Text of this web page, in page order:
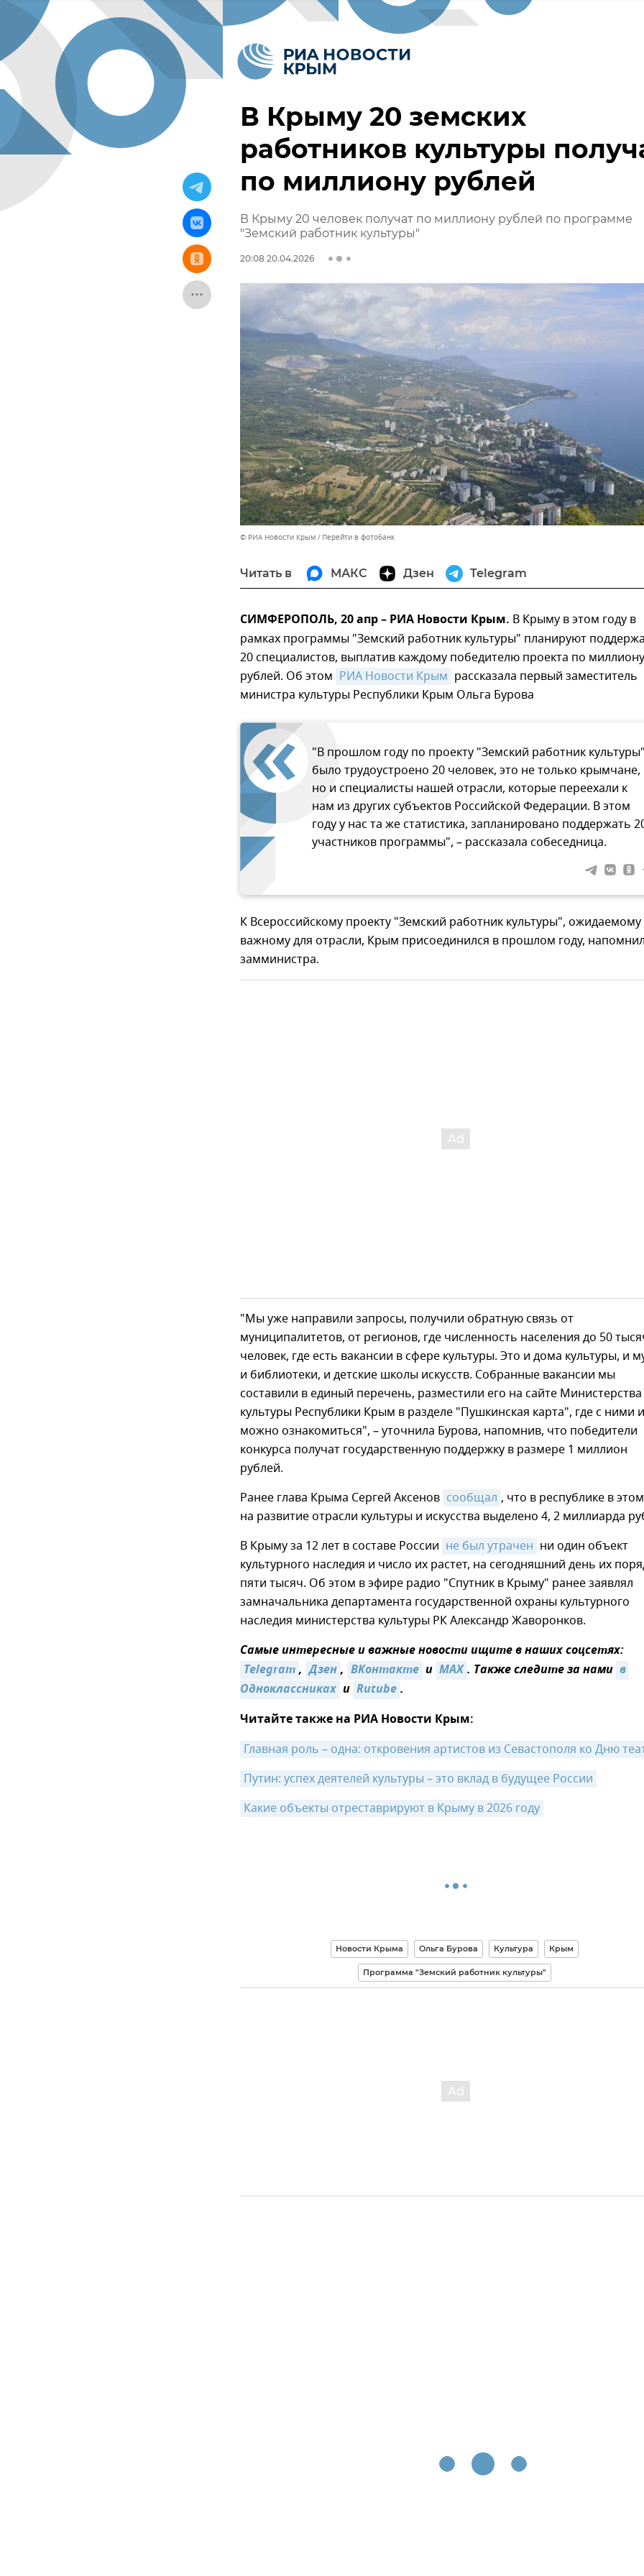
В Крыму 20 земских
работников культуры
по миллиону рублей
В Крыму 20 человек получат по миллиону рублей по программе
"Земский работник культуры"
20:08 20.04.2026
© РИА Новости Крым Перейти в фотобанк
Читать в МАКС Дзен Telegram
СИМФЕРОПОЛЬ, 20 апр – РИА Новости Крым. В Крыму в этом году в
рамках программы "Земский работник культуры" планируют
20 специалистов, выплатив каждому победителю проекта по миллиону
рублей. Об этом РИА Новости Крым рассказала первый заместитель
министра культуры Республики Крым Ольга Бурова
"В прошлом году по проекту "Земский работник
было трудоустроено 20 человек, это не только крымчане,
но и специалисты нашей отрасли, которые переехали к
нам из других субъектов Российской Федерации. В этом
году у нас та же статистика, запланировано поддержать
участников программы", – рассказала собеседница.
К Всероссийскому проекту "Земский работник культуры",
важному для отрасли, Крым присоединился в прошлом году,
замминистра.
"Мы уже направили запросы, получили обратную связь от
муниципалитетов, от регионов, где численность населения до 50
человек, где есть вакансии в сфере культуры. Это и дома культуры, и
и библиотеки, и детские школы искусств. Собранные вакансии мы
составили в единый перечень, разместили его на сайте Министерства
культуры Республики Крым в разделе "Пушкинская карта", где с ними и
можно ознакомиться", – уточнила Бурова, напомнив, что победители
конкурса получат государственную поддержку в размере 1 миллион
рублей.
Ранее глава Крыма Сергей Аксенов сообщал , что в республике в
на развитие отрасли культуры и искусства выделено 4, 2 миллиарда
В Крыму за 12 лет в составе России не был утрачен ни один объект
культурного наследия и число их растет, на сегодняшний день их
пяти тысяч. Об этом в эфире радио "Спутник в Крыму" ранее заявлял
замначальника департамента государственной охраны культурного
наследия министерства культуры РК Александр Жаворонков.
Самые интересные и важные новости ищите в наших соцсетях:
Telegram, Дзен, ВКонтакте и MAX. Также следите за нами в
Одноклассниках и Rutube.
Читайте также на РИА Новости Крым:
Главная роль – одна: откровения артистов из Севастополя ко Дню
Путин: успех деятелей культуры – это вклад в будущее России
Какие объекты отреставрируют в Крыму в 2026 году
Новости Крыма Ольга Бурова Культура Крым
Программа "Земский работник культуры"